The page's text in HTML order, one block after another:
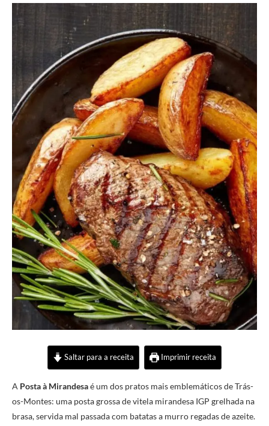
Saltar para a receita Imprimir receita
A Posta à Mirandesaé um dos pratos mais emblemáticos de Trás-
os-Montes: uma posta grossa de vitela mirandesa IGP grelhada na
brasa, servida mal passada com batatas a murro regadas de azeite.